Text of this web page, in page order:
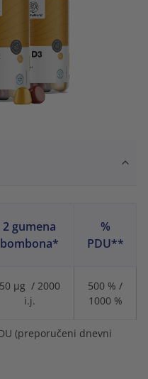
2 gumena
bombona*
%
PDU**
50 μg / 2000
i.j.
500 % /
1000 %
(preporučeni dnevni